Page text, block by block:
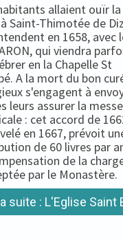
allaient ouïr la
Saint-Thimotée de
en 1658, avec
qui viendra
en la Chapelle St
A la mort du bon
s'engagent à
leurs assurer la messe
: cet accord de
en 1667, prévoit
de 60 livres par
de la
par le Monastère.
suite : L'Eglise Saint